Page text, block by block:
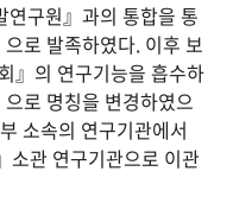
연구자들
물 영상 기록물
구원』과의 통합을 통
로 발족하였다. 이후 보
』의 연구기능을 흡수하
로 명칭을 변경하였으
소속의 연구기관에서
소관 연구기관으로 이관